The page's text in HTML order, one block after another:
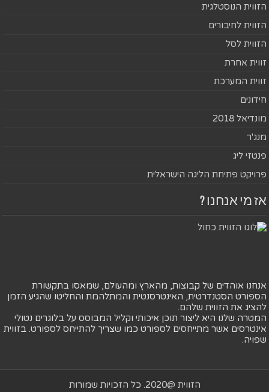
הזווית הנוסטלגית
הזווית לחיבורים
הזווית לסל
זווית אחרת
זווית המערכת
חידונים
מונדיאל 2018
מנג'ר
פנטזי ליג
פרויקט פתיחת הליגה הישראלית
אז מי אנחנו ?
אנחנו אוהדים של קבוצות, מהארץ ומהעולם, שמאסו בתקשורת
הספורט הסטנדרטית, האינטרסנטית והמתלהמת והחליטו שהגיע הזמן
להציג את הזווית שלהם.
המטרה שלנו היא ליצור תוכן איכותי וקליל המבוסס על בלוגרים נטולי
אינטרסים אשר מתייחסים לספורט כמו שצריך להתייחס לספורט. בזווית
שפויה.
הזווית @2020. כל הזכויות שמורות